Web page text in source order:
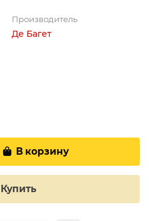
Производитель
Де Багет
В корзину
Купить